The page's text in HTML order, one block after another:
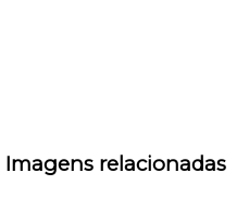
Imagens relacionadas